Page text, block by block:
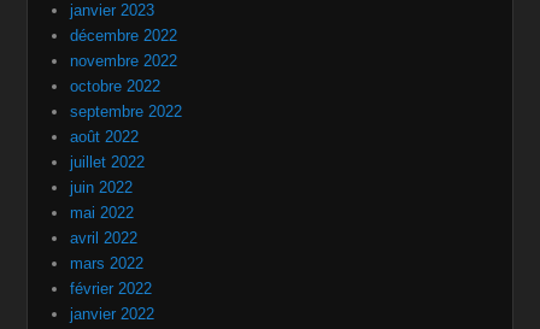
janvier 2023
décembre 2022
novembre 2022
octobre 2022
septembre 2022
août 2022
juillet 2022
juin 2022
mai 2022
avril 2022
mars 2022
février 2022
janvier 2022